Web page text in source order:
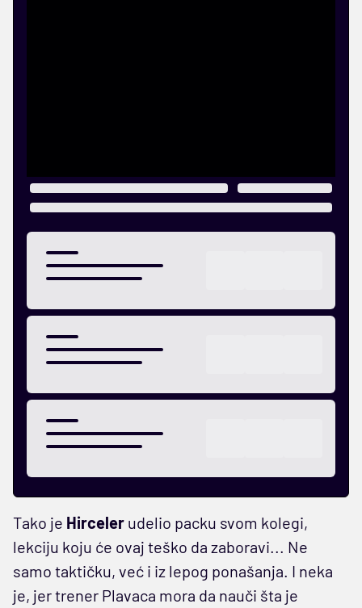
Tako je Hirceler udelio packu svom kolegi,
lekciju koju će ovaj teško da zaboravi... Ne
samo taktičku, već i iz lepog ponašanja. I neka
je, jer trener Plavaca mora da nauči šta je